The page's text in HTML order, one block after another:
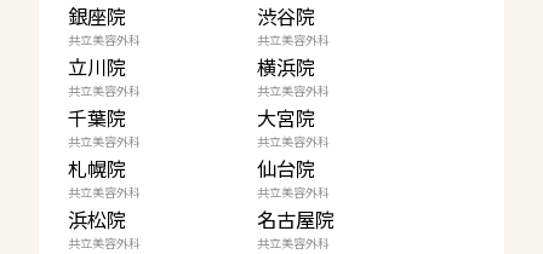
銀座院 渋谷院
共立美容外科
立川院
共立美容外科
横浜院
共立美容外科
千葉院
共立美容外科
大宮院
共立美容外科
札幌院
共立美容外科
仙台院
共立美容外科
浜松院
共立美容外科
名古屋院
共立美容外科 共立美容外科